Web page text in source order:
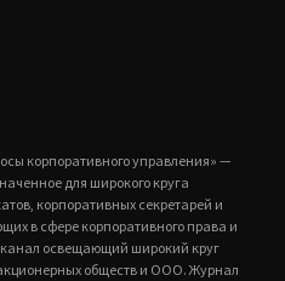
корпоративного управления» —
для широкого круга
корпоративных секретарей и
в сфере корпоративного права и
освещающий широкий круг
обществ и ООО. Журнал